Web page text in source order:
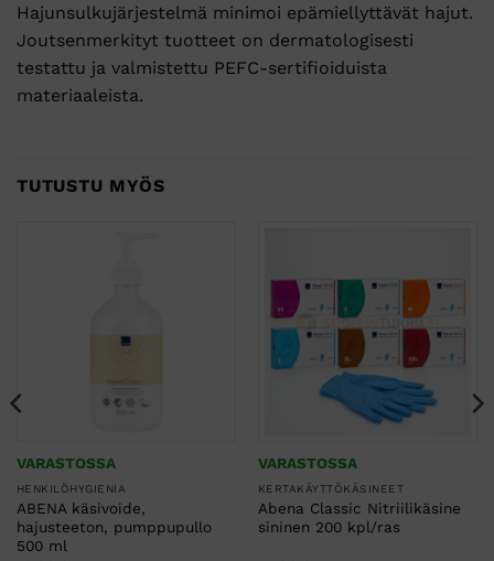
Hajunsulkujärjestelmä minimoi epämiellyttävät hajut.
Joutsenmerkityt tuotteet on dermatologisesti
testattu ja valmistettu PEFC-sertifioiduista
materiaaleista.
TUTUSTU MYÖS
VARASTOSSA
HENKILÖHYGIENIA
ABENA käsivoide,
hajusteeton, pumppupullo
500 ml
VARASTOSSA
KERTAKÄYTTÖKÄSINEET
Abena Classic Nitriilikäsine
sininen 200 kpl/ras